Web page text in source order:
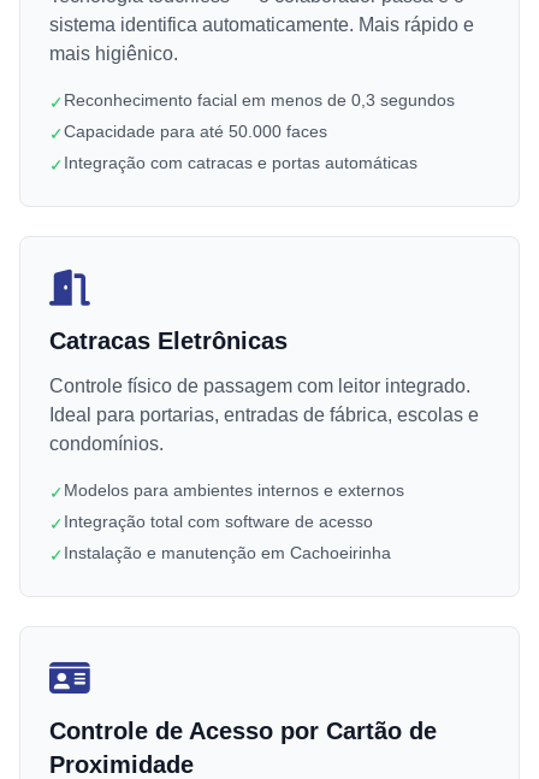
sistema identifica automaticamente. Mais rápido e
mais higiênico.
✓Reconhecimento facial em menos de 0,3 segundos
✓Capacidade para até 50.000 faces
✓Integração com catracas e portas automáticas
Catracas Eletrônicas
Controle físico de passagem com leitor integrado.
Ideal para portarias, entradas de fábrica, escolas e
condomínios.
✓Modelos para ambientes internos e externos
✓Integração total com software de acesso
✓Instalação e manutenção em Cachoeirinha
Controle de Acesso por Cartão de
Proximidade